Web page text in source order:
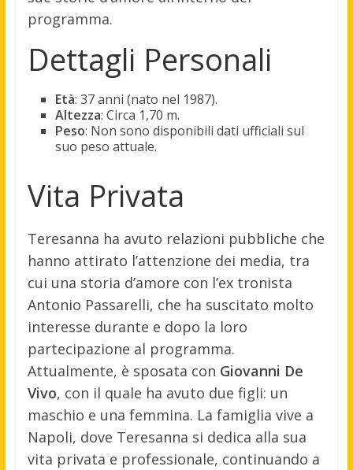
programma.
Dettagli Personali
Età: 37 anni (nato nel 1987).
Altezza: Circa 1,70 m.
Peso: Non sono disponibili dati ufficiali sul
suo peso attuale.
Vita Privata
Teresanna ha avuto relazioni pubbliche che
hanno attirato l’attenzione dei media, tra
cui una storia d’amore con l’ex tronista
Antonio Passarelli, che ha suscitato molto
interesse durante e dopo la loro
partecipazione al programma.
Attualmente, è sposata con Giovanni De
Vivo, con il quale ha avuto due figli: un
maschio e una femmina. La famiglia vive a
Napoli, dove Teresanna si dedica alla sua
vita privata e professionale, continuando a